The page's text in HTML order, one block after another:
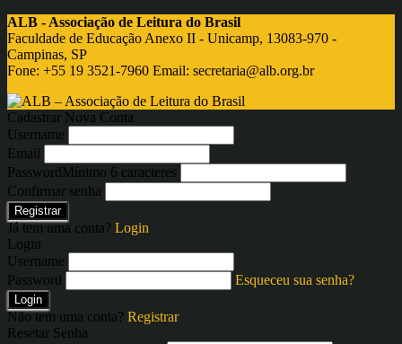
ALB - Associação de Leitura do Brasil
Faculdade de Educação Anexo II - Unicamp, 13083-970 -
Campinas, SP
Fone: +55 19 3521-7960 Email: secretaria@alb.org.br
Cadastrar Nova Conta
Username
Email
PasswordMínimo 6 caracteres
Confirmar senha
Registrar
Já tem uma conta? Login
Login
Username
Password
Esqueceu sua senha?
Login
Não tem uma conta? Registrar
Resetar Senha